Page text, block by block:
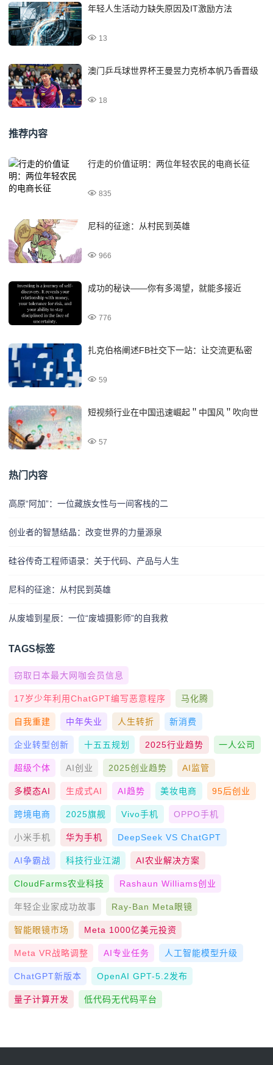
年轻人生活动力缺失原因及IT激励方法
13
澳门乒乓球世界杯王曼昱力克桥本帆乃香晋级
18
推荐内容
行走的价值证明：两位年轻农民的电商长征
835
尼科的征途：从村民到英雄
966
成功的秘诀——你有多渴望，就能多接近
776
扎克伯格阐述FB社交下一站：让交流更私密
59
短视频行业在中国迅速崛起＂中国风＂吹向世
57
热门内容
高原“阿加”：一位藏族女性与一间客栈的二
创业者的智慧结晶：改变世界的力量源泉
硅谷传奇工程师语录：关于代码、产品与人生
尼科的征途：从村民到英雄
从废墟到星辰：一位“废墟摄影师”的自我救
TAGS标签
窃取日本最大网咖会员信息
17岁少年利用ChatGPT编写恶意程序 马化腾
自我重建 中年失业 人生转折 新消费
企业转型创新 十五五规划 2025行业趋势 一人公司
超级个体 AI创业 2025创业趋势 AI监管
多模态AI 生成式AI AI趋势 美妆电商 95后创业
跨境电商 2025旗舰 Vivo手机 OPPO手机
小米手机 华为手机 DeepSeek VS ChatGPT
AI争霸战 科技行业江湖 AI农业解决方案
CloudFarms农业科技 Rashaun Williams创业
年轻企业家成功故事 Ray-Ban Meta眼镜
智能眼镜市场 Meta 1000亿美元投资
Meta VR战略调整 AI专业任务 人工智能模型升级
ChatGPT新版本 OpenAI GPT-5.2发布
量子计算开发 低代码无代码平台